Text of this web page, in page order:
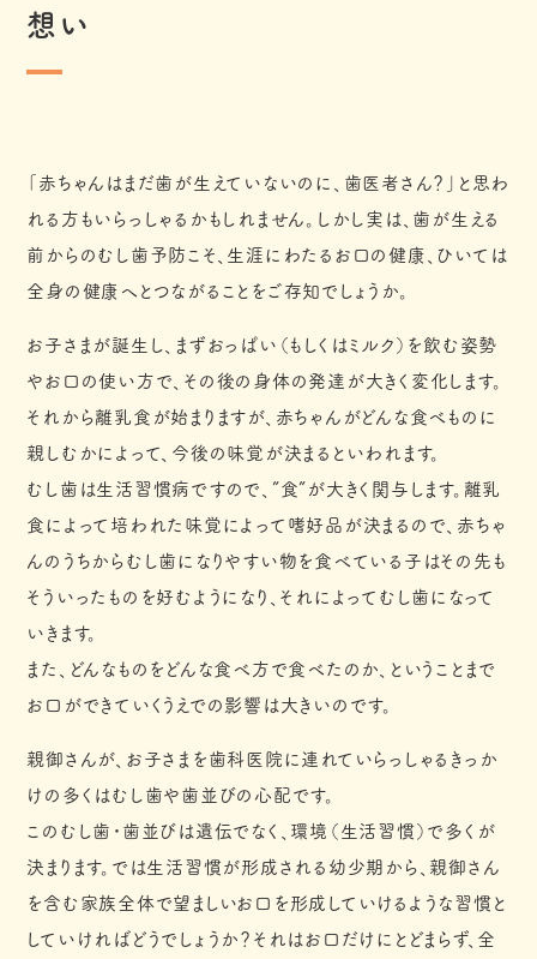
想い
「赤ちゃんはまだ歯が生えていないのに、歯医者さん？」と思わ
れる方もいらっしゃるかもしれません。しかし実は、歯が生える
前からのむし歯予防こそ、生涯にわたるお口の健康、ひいては
全身の健康へとつながることをご存知でしょうか。
お子さまが誕生し、まずおっぱい（もしくはミルク）を飲む姿勢
やお口の使い方で、その後の身体の発達が大きく変化します。
それから離乳食が始まりますが、赤ちゃんがどんな食べものに
親しむかによって、今後の味覚が決まるといわれます。
むし歯は生活習慣病ですので、”食”が大きく関与します。離乳
食によって培われた味覚によって嗜好品が決まるので、赤ちゃ
んのうちからむし歯になりやすい物を食べている子はその先も
そういったものを好むようになり、それによってむし歯になって
いきます。
また、どんなものをどんな食べ方で食べたのか、ということまで
お口ができていくうえでの影響は大きいのです。
親御さんが、お子さまを歯科医院に連れていらっしゃるきっか
けの多くはむし歯や歯並びの心配です。
このむし歯・歯並びは遺伝でなく、環境（生活習慣）で多くが
決まります。では生活習慣が形成される幼少期から、親御さん
を含む家族全体で望ましいお口を形成していけるような習慣と
していければどうでしょうか？それはお口だけにとどまらず、全